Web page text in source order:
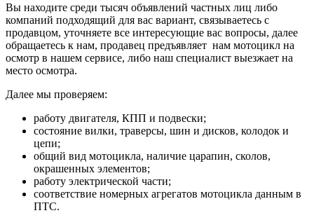
Вы находите среди тысяч объявлений частных лиц либо
компаний подходящий для вас вариант, связываетесь с
продавцом, уточняете все интересующие вас вопросы, далее
обращаетесь к нам, продавец предъявляет нам мотоцикл на
осмотр в нашем сервисе, либо наш специалист выезжает на
место осмотра.
Далее мы проверяем:
работу двигателя, КПП и подвески;
состояние вилки, траверсы, шин и дисков, колодок и
цепи;
общий вид мотоцикла, наличие царапин, сколов,
окрашенных элементов;
работу электрической части;
соответствие номерных агрегатов мотоцикла данным в
ПТС.